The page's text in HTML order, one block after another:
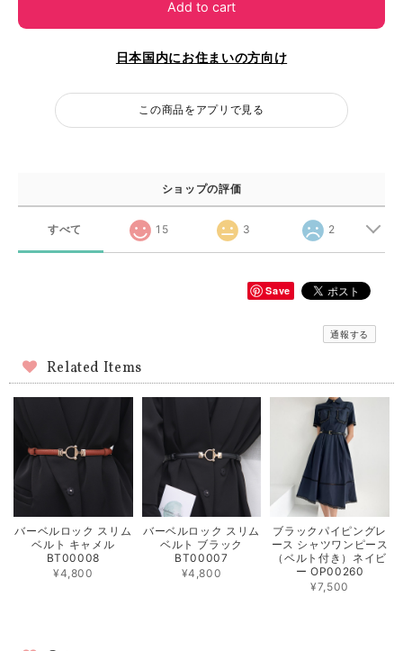
Add to cart
日本国内にお住まいの方向け
この商品をアプリで見る
ショップの評価
すべて 15 3 2
Save
通報する
Related Items
バーベルロック スリム
ベルト キャメル
BT00008
¥4,800
バーベルロック スリム
ベルト ブラック
BT00007
¥4,800
ブラックパイピングレ
ース シャツワンピース
（ベルト付き）ネイビ
ー OP00260
¥7,500